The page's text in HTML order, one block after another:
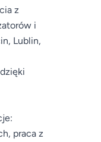
z
i
Lublin,
praca z